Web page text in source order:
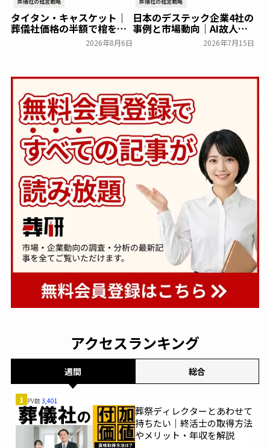
タイタン・キャスケット｜
葬儀社価格の半額で棺を売
る「DTC型棺ビジネス」の
2026年8月6日
日本のデステック企業4社の
事例と市場動向｜AI故人・
メタバース霊園の現在地
2026年7月15日
アクセスランキング
週間 総合
1 PV数3,401
葬祭ディレクターとあわせて
持ちたい｜終活士の取得方法
やメリット・年収を解説